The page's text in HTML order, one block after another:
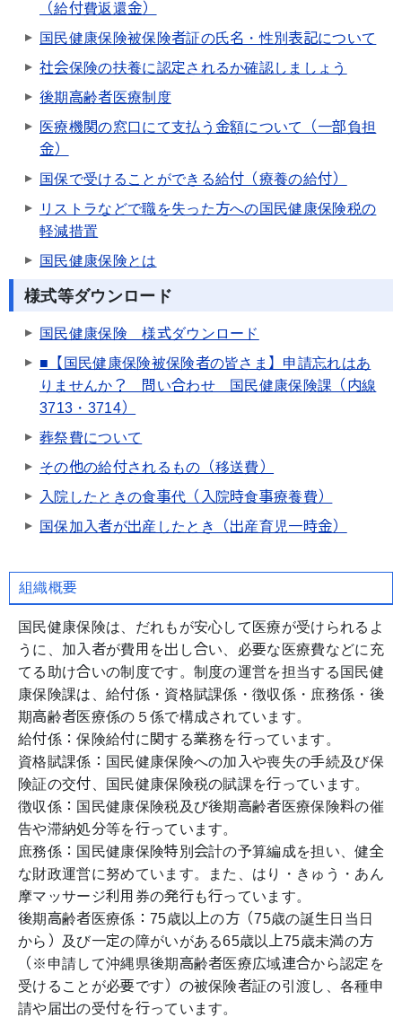
（給付費返還金）
国民健康保険被保険者証の氏名・性別表記について
社会保険の扶養に認定されるか確認しましょう
後期高齢者医療制度
医療機関の窓口にて支払う金額について（一部負担
金）
国保で受けることができる給付（療養の給付）
リストラなどで職を失った方への国民健康保険税の
軽減措置
国民健康保険とは
様式等ダウンロード
国民健康保険 様式ダウンロード
■【国民健康保険被保険者の皆さま】申請忘れはあ
りませんか？ 問い合わせ 国民健康保険課（内線
3713・3714）
葬祭費について
その他の給付されるもの（移送費）
入院したときの食事代（入院時食事療養費）
国保加入者が出産したとき（出産育児一時金）
組織概要
国民健康保険は、だれもが安心して医療が受けられるよ
うに、加入者が費用を出し合い、必要な医療費などに充
てる助け合いの制度です。制度の運営を担当する国民健
康保険課は、給付係・資格賦課係・徴収係・庶務係・後
期高齢者医療係の５係で構成されています。
給付係：保険給付に関する業務を行っています。
資格賦課係：国民健康保険への加入や喪失の手続及び保
険証の交付、国民健康保険税の賦課を行っています。
徴収係：国民健康保険税及び後期高齢者医療保険料の催
告や滞納処分等を行っています。
庶務係：国民健康保険特別会計の予算編成を担い、健全
な財政運営に努めています。また、はり・きゅう・あん
摩マッサージ利用券の発行も行っています。
後期高齢者医療係：75歳以上の方（75歳の誕生日当日
から）及び一定の障がいがある65歳以上75歳未満の方
（※申請して沖縄県後期高齢者医療広域連合から認定を
受けることが必要です）の被保険者証の引渡し、各種申
請や届出の受付を行っています。